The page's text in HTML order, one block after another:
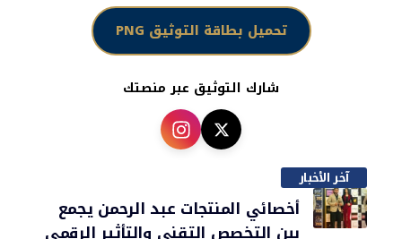
تحميل بطاقة التوثيق PNG
شارك التوثيق عبر منصتك
آخر الأخبار
أخصائي المنتجات عبد الرحمن يجمع
بين التخصص التقني والتأثير الرقمي